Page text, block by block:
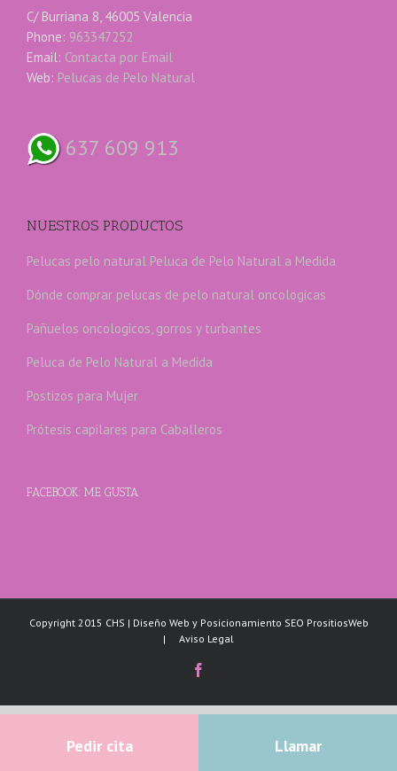
C/ Burriana 8, 46005 Valencia
Phone: 963347252
Email: Contacta por Email
Web: Pelucas de Pelo Natural
637 609 913
NUESTROS PRODUCTOS
Pelucas pelo natural Peluca de Pelo Natural a Medida
Dónde comprar pelucas de pelo natural oncologicas
Pañuelos oncologicos, gorros y turbantes
Peluca de Pelo Natural a Medida
Postizos para Mujer
Prótesis capilares para Caballeros
FACEBOOK: ME GUSTA
Copyright 2015 CHS | Diseño Web y Posicionamiento SEO PrositiosWeb
| Aviso Legal
Pedir cita Llamar